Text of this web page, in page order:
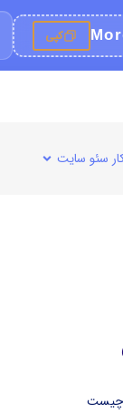
کپی
سئو سایت
چیست